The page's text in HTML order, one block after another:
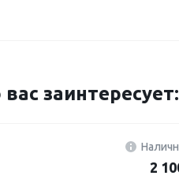
заинтересует:
2